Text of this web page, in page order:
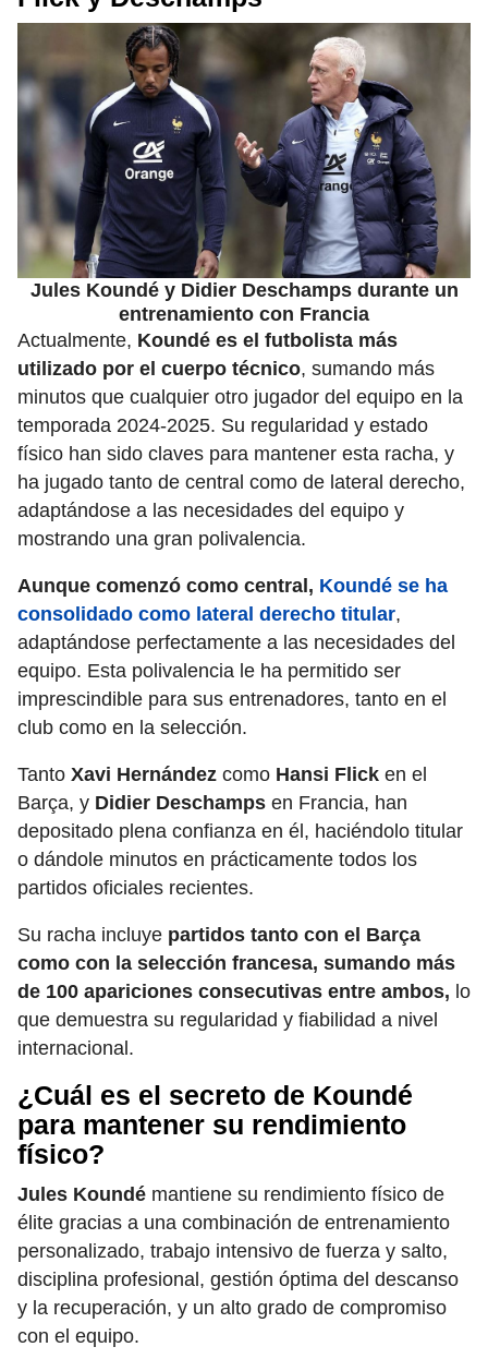
Jules Koundé y Didier Deschamps durante un
entrenamiento con Francia
Actualmente, Koundé es el futbolista más
utilizado por el cuerpo técnico, sumando más
minutos que cualquier otro jugador del equipo en la
temporada 2024-2025. Su regularidad y estado
físico han sido claves para mantener esta racha, y
ha jugado tanto de central como de lateral derecho,
adaptándose a las necesidades del equipo y
mostrando una gran polivalencia.
Aunque comenzó como central, Koundé se ha
consolidado como lateral derecho titular,
adaptándose perfectamente a las necesidades del
equipo. Esta polivalencia le ha permitido ser
imprescindible para sus entrenadores, tanto en el
club como en la selección.
Tanto Xavi Hernández como Hansi Flick en el
Barça, y Didier Deschamps en Francia, han
depositado plena confianza en él, haciéndolo titular
o dándole minutos en prácticamente todos los
partidos oficiales recientes.
Su racha incluye partidos tanto con el Barça
como con la selección francesa, sumando más
de 100 apariciones consecutivas entre ambos, lo
que demuestra su regularidad y fiabilidad a nivel
internacional.
¿Cuál es el secreto de Koundé
para mantener su rendimiento
físico?
Jules Koundé mantiene su rendimiento físico de
élite gracias a una combinación de entrenamiento
personalizado, trabajo intensivo de fuerza y salto,
disciplina profesional, gestión óptima del descanso
y la recuperación, y un alto grado de compromiso
con el equipo.